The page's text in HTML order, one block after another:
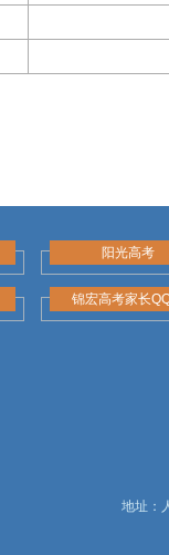
阳光高考
锦宏高考家长
地址：